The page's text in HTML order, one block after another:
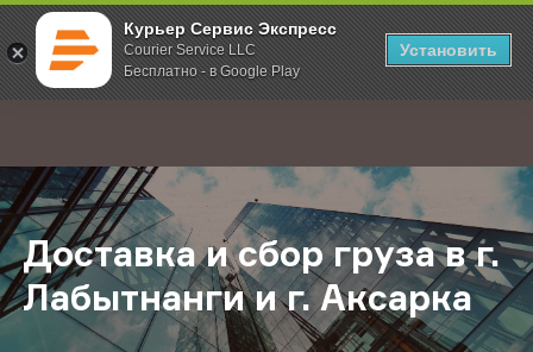
Курьер Сервис Экспресс
Courier Service LLC
Бесплатно - в Google Play
Установить
; Главная О компании Новости Доставка и сбор груза в г.
Доставка и сбор груза в г.
Лабытнанги и г. Аксарка